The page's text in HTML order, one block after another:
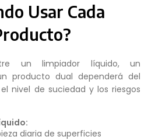
Usar Cada
un limpiador líquido, un
producto dual dependerá del
nivel de suciedad y los riesgos
diaria de superficies